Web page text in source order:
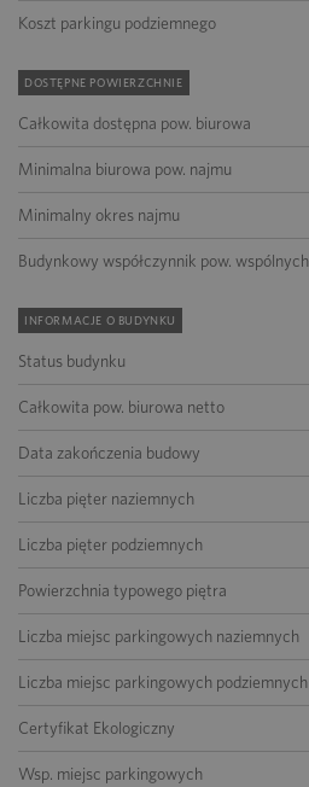
Koszt parkingu podziemnego
DOSTĘPNE POWIERZCHNIE
Całkowita dostępna pow. biurowa
Minimalna biurowa pow. najmu
Minimalny okres najmu
Budynkowy współczynnik pow. wspólnych
INFORMACJE O BUDYNKU
Status budynku
Całkowita pow. biurowa netto
Data zakończenia budowy
Liczba pięter naziemnych
Liczba pięter podziemnych
Powierzchnia typowego piętra
Liczba miejsc parkingowych naziemnych
Liczba miejsc parkingowych podziemnych
Certyfikat Ekologiczny
Wsp. miejsc parkingowych